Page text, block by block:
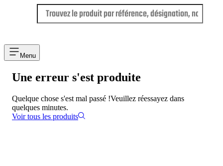
Menu
Une erreur s'est produite
Quelque chose s'est mal passé !Veuillez réessayez dans
quelques minutes.
Voir tous les produits